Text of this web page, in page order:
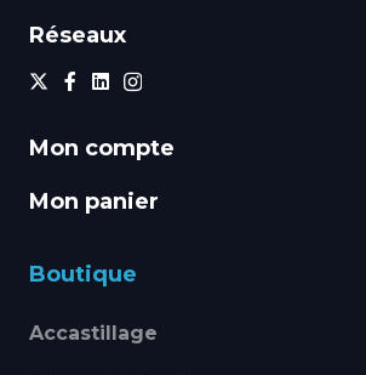
Réseaux
Mon compte
Mon panier
Boutique
Accastillage